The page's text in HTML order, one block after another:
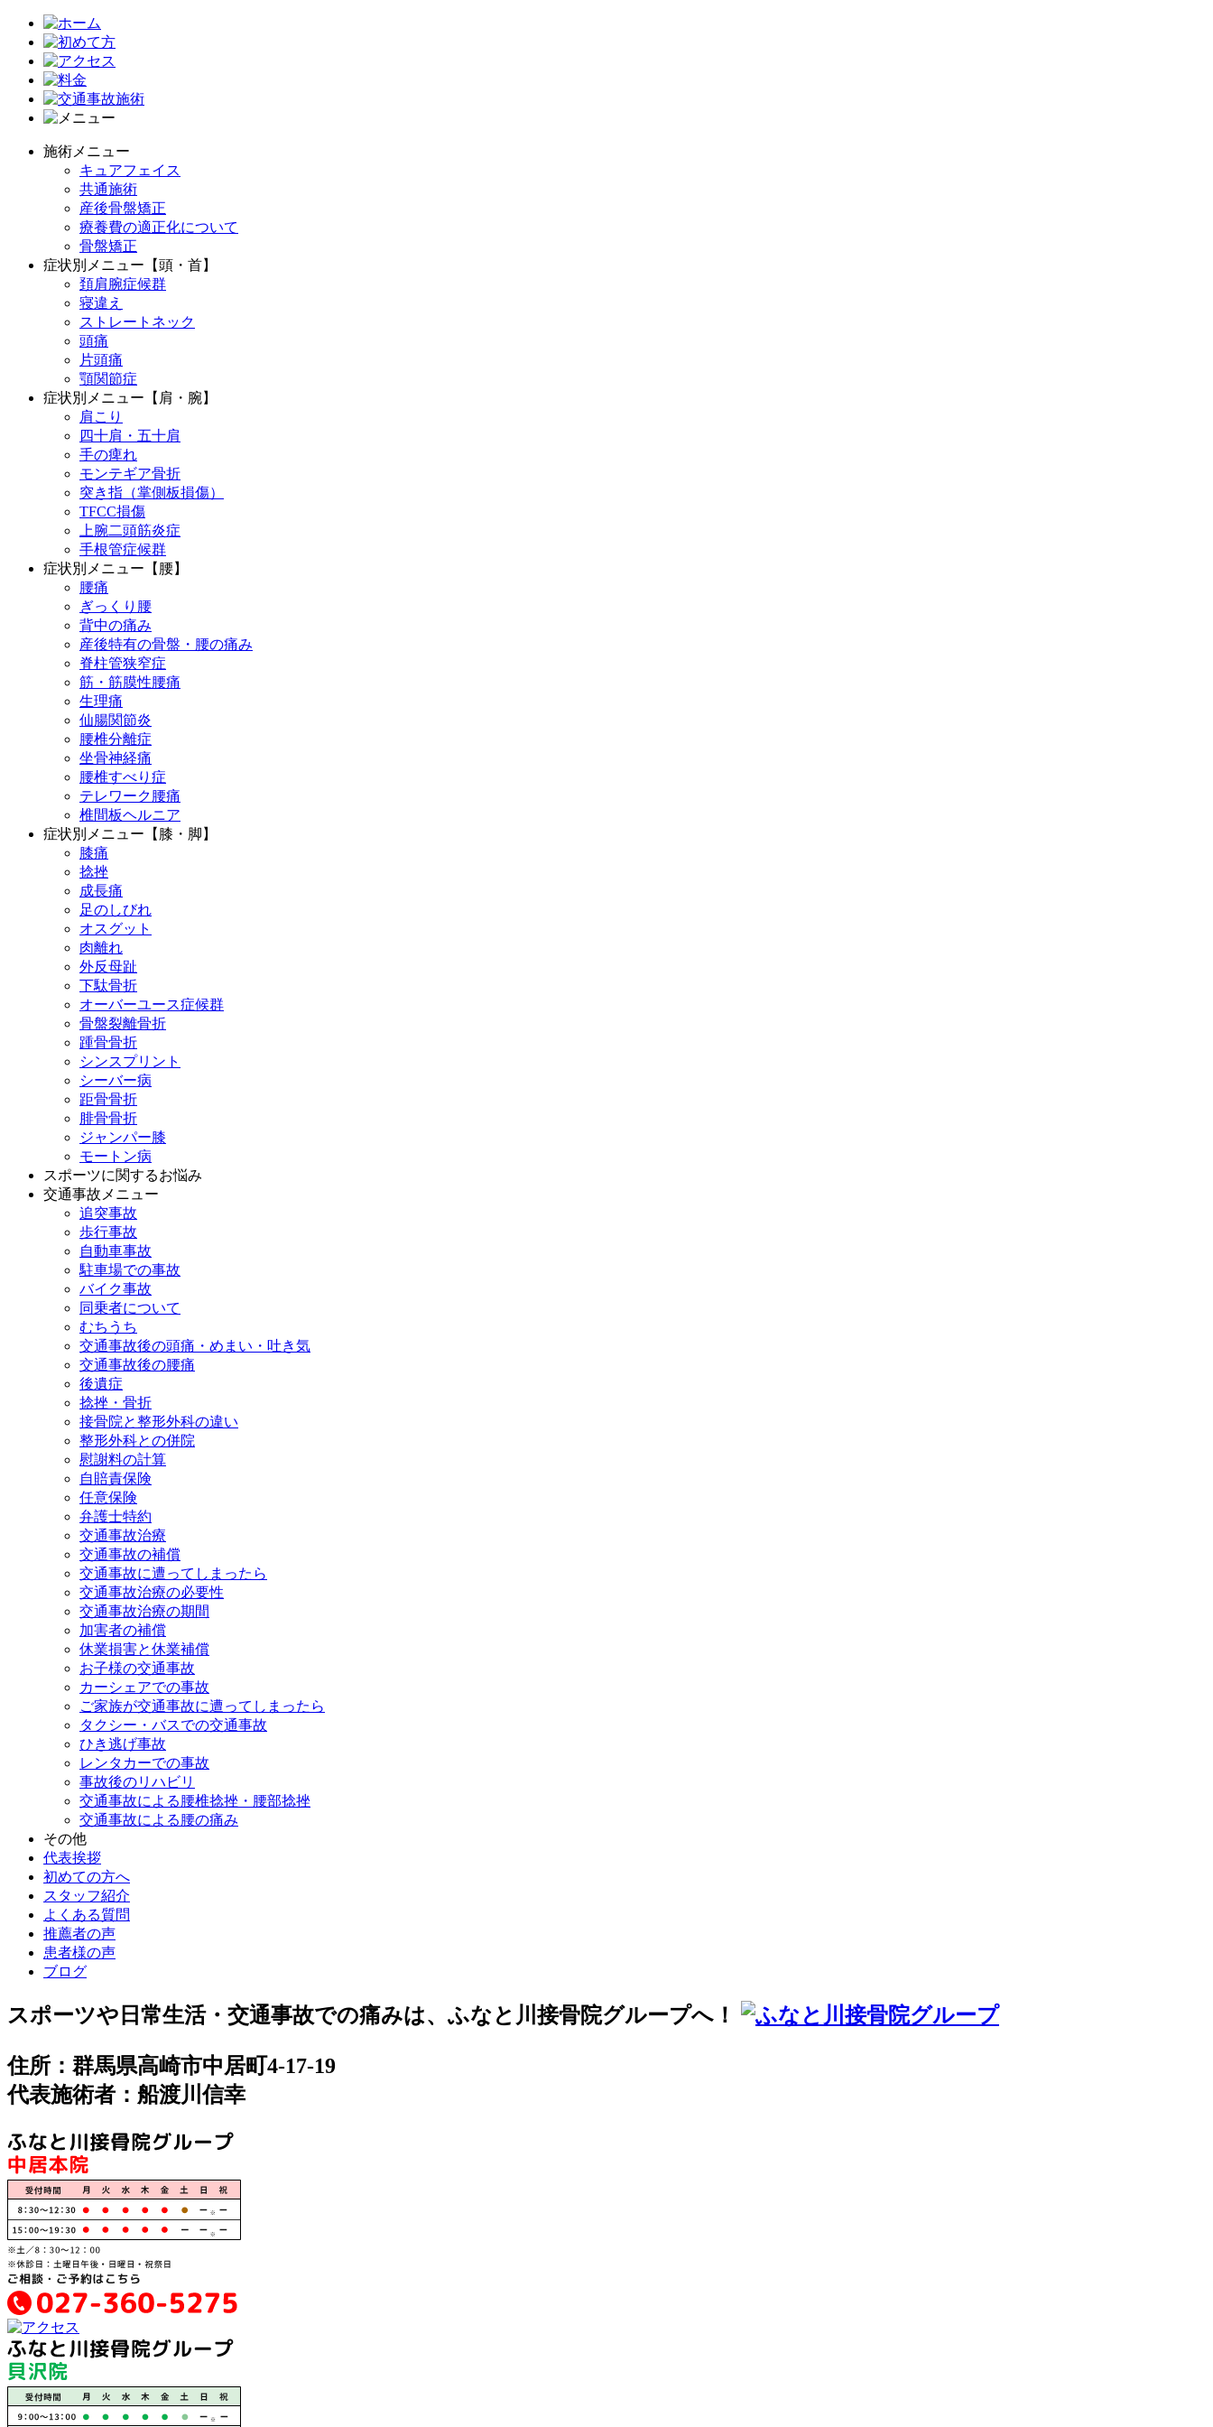
施術メニュー
キュアフェイス
共通施術
産後骨盤矯正
療養費の適正化について
骨盤矯正
症状別メニュー【頭・首】
頚肩腕症候群
寝違え
ストレートネック
頭痛
片頭痛
顎関節症
症状別メニュー【肩・腕】
肩こり
四十肩・五十肩
手の痺れ
モンテギア骨折
突き指（掌側板損傷）
TFCC損傷
上腕二頭筋炎症
手根管症候群
症状別メニュー【腰】
腰痛
ぎっくり腰
背中の痛み
産後特有の骨盤・腰の痛み
脊柱管狭窄症
筋・筋膜性腰痛
生理痛
仙腸関節炎
腰椎分離症
坐骨神経痛
腰椎すべり症
テレワーク腰痛
椎間板ヘルニア
症状別メニュー【膝・脚】
膝痛
捻挫
成長痛
足のしびれ
オスグット
肉離れ
外反母趾
下駄骨折
オーバーユース症候群
骨盤裂離骨折
踵骨骨折
シンスプリント
シーバー病
距骨骨折
腓骨骨折
ジャンパー膝
モートン病
スポーツに関するお悩み
交通事故メニュー
追突事故
歩行事故
自動車事故
駐車場での事故
バイク事故
同乗者について
むちうち
交通事故後の頭痛・めまい・吐き気
交通事故後の腰痛
後遺症
捻挫・骨折
接骨院と整形外科の違い
整形外科との併院
慰謝料の計算
自賠責保険
任意保険
弁護士特約
交通事故治療
交通事故の補償
交通事故に遭ってしまったら
交通事故治療の必要性
交通事故治療の期間
加害者の補償
休業損害と休業補償
お子様の交通事故
カーシェアでの事故
ご家族が交通事故に遭ってしまったら
タクシー・バスでの交通事故
ひき逃げ事故
レンタカーでの事故
事故後のリハビリ
交通事故による腰椎捻挫・腰部捻挫
交通事故による腰の痛み
その他
代表挨拶
初めての方へ
スタッフ紹介
よくある質問
推薦者の声
患者様の声
ブログ
スポーツや日常生活・交通事故での痛みは、ふなと川接骨院グループへ！
住所：群馬県高崎市中居町4-17-19
代表施術者：船渡川信幸